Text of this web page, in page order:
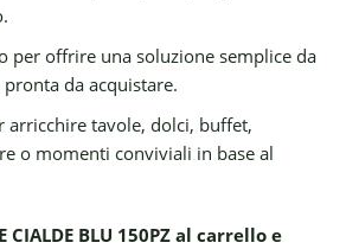
per offrire una soluzione semplice da
pronta da acquistare.
arricchire tavole, dolci, buffet,
o momenti conviviali in base al
CIALDE BLU 150PZ al carrello e